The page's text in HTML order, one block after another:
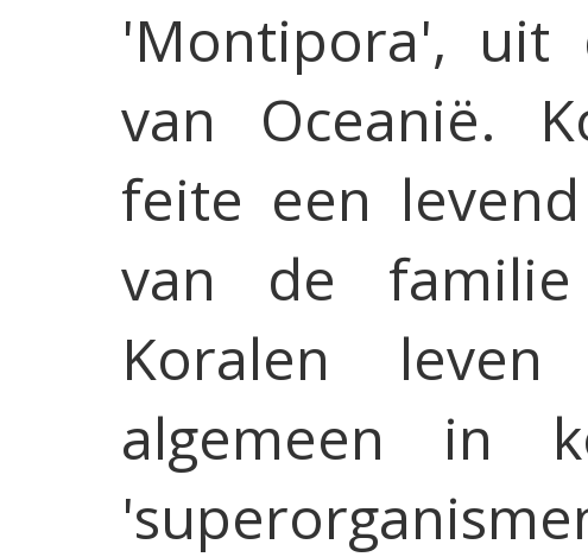
'Montipora', uit
van Oceanië.
feite een
van de familie
Koralen
algemeen in